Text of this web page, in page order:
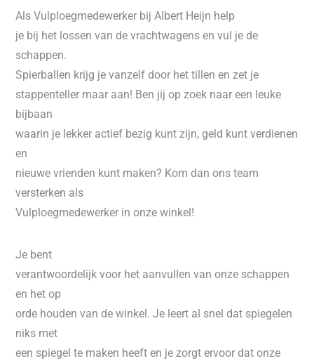
Als Vulploegmedewerker bij Albert Heijn help
je bij het lossen van de vrachtwagens en vul je de
schappen.
Spierballen krijg je vanzelf door het tillen en zet je
stappenteller maar aan! Ben jij op zoek naar een leuke
bijbaan
waarin je lekker actief bezig kunt zijn, geld kunt verdienen
en
nieuwe vrienden kunt maken? Kom dan ons team
versterken als
Vulploegmedewerker in onze winkel!
Je bent
verantwoordelijk voor het aanvullen van onze schappen
en het op
orde houden van de winkel. Je leert al snel dat spiegelen
niks met
een spiegel te maken heeft en je zorgt ervoor dat onze